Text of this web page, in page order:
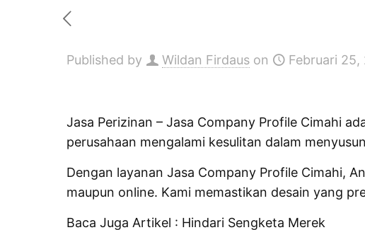
Published by Wildan Firdaus on Februari 25,
Jasa Perizinan – Jasa Company Profile Cimahi
perusahaan mengalami kesulitan dalam
Dengan layanan Jasa Company Profile Cimahi,
maupun online. Kami memastikan desain yang
Baca Juga Artikel : Hindari Sengketa Merek